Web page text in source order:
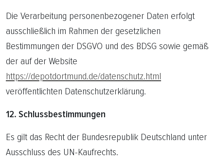
Die Verarbeitung personenbezogener Daten erfolgt
ausschließlich im Rahmen der gesetzlichen
Bestimmungen der DSGVO und des BDSG sowie gemäß
der auf der Website
https://depotdortmund.de/datenschutz.html
veröffentlichten Datenschutzerklärung.
12. Schlussbestimmungen
Es gilt das Recht der Bundesrepublik Deutschland unter
Ausschluss des UN-Kaufrechts.